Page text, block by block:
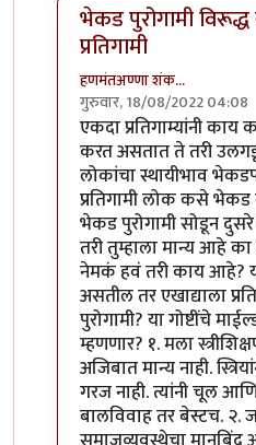
भेकड पुरोगामी
प्रतिगामी
हणमंतअण्णा शंक…
गुरुवार, 18/08/2022 04:08
In reply toआमीर खान
एकदा प्रतिगाम्यांनी
करत असतात ते तरी
लोकांचा स्थायीभाव
प्रतिगामी लोक कसे भेकड
भेकड पुरोगामी सोडून
तरी तुम्हाला मान्य आहे
नेमकं हवं तरी काय आहे? या
असतील तर एखाद्याला
पुरोगामी? या गोष्टींचे
म्हणणार? १. मला
अजिबात मान्य नाही.
गरज नाही. त्यांनी चूल
बालविवाह तर बेस्टच. २.